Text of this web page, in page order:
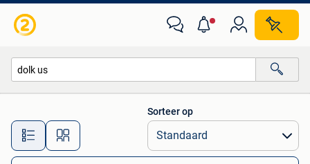
Alle afstanden…
Sorteer op